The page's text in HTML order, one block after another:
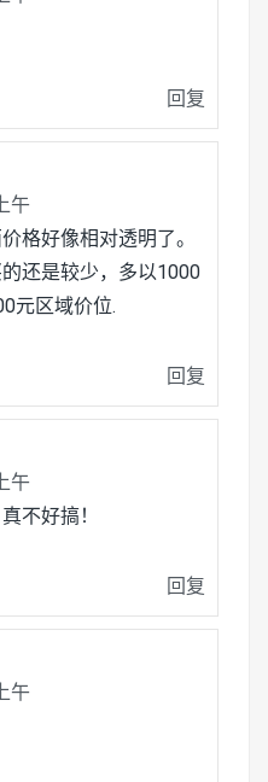
回复
午
格好像相对透明了。
还是较少，多以1000
元区域价位.
回复
午
不好搞！
回复
午